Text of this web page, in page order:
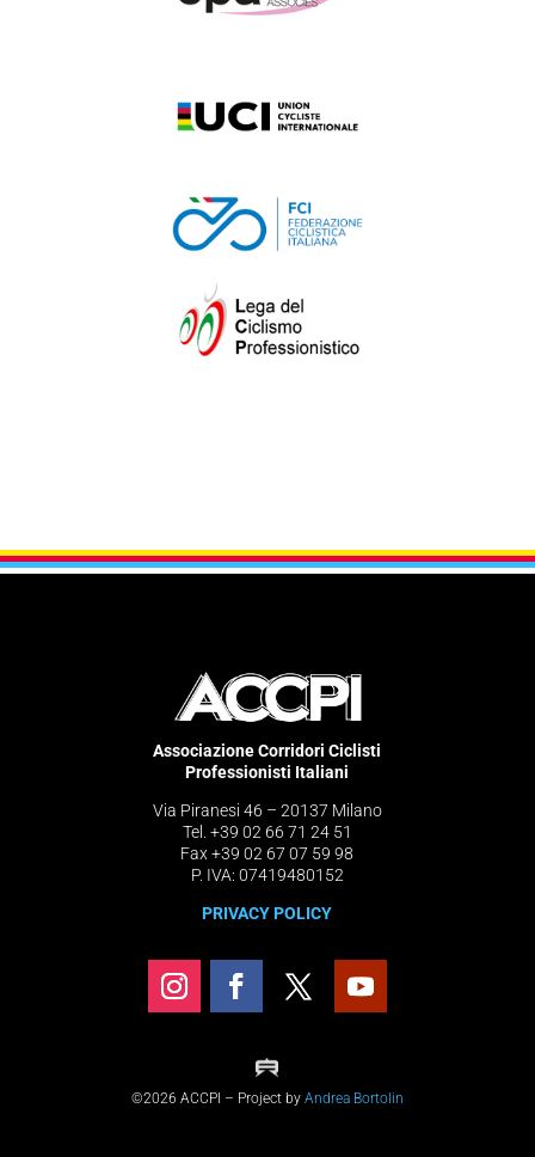
Associazione Corridori Ciclisti
Professionisti Italiani
Via Piranesi 46 – 20137 Milano
Tel. +39 02 66 71 24 51
Fax +39 02 67 07 59 98
P. IVA: 07419480152
PRIVACY POLICY
©2026 ACCPI – Project by Andrea Bortolin